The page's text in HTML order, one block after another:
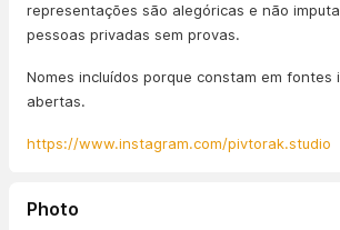
representações são alegóricas e não
pessoas privadas sem provas.
Nomes incluídos porque constam em fontes
abertas.
https://www.instagram.com/pivtorak.studio
Photo